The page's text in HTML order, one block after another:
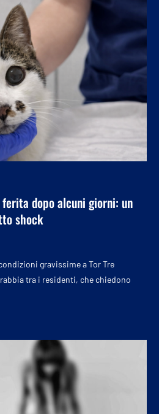
dopo alcuni giorni: un
shock
gravissime a Tor Tre
tra i residenti, che chiedono